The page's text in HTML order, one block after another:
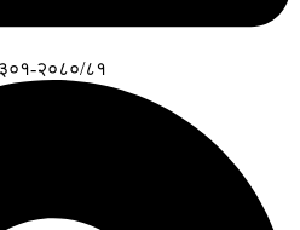
२०८०/८१